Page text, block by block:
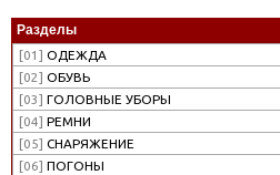
Разделы
[01] ОДЕЖДА
[02] ОБУВЬ
[03] ГОЛОВНЫЕ УБОРЫ
[04] РЕМНИ
[05] СНАРЯЖЕНИЕ
[06] ПОГОНЫ